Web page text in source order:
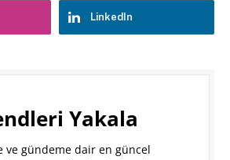
LinkedIn
Yakala
ve gündeme dair en güncel